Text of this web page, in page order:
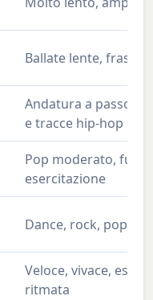
Ballate lente,
Andatura a passo,
e tracce hip-hop
Pop moderato,
esercitazione
Dance, rock, pop
Veloce, vivace,
ritmata